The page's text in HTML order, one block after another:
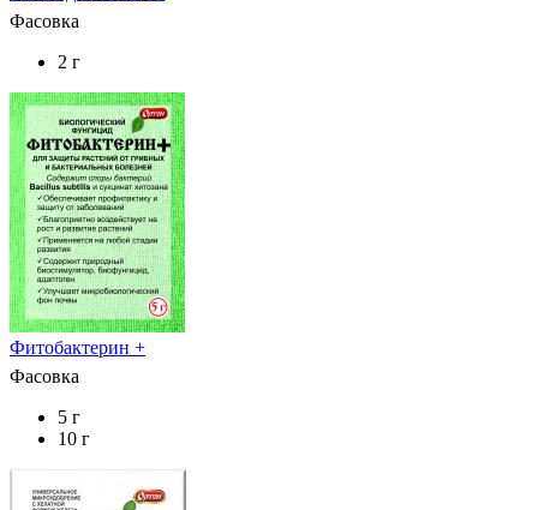
Фасовка
2 г
Фитобактерин +
Фасовка
5 г
10 г